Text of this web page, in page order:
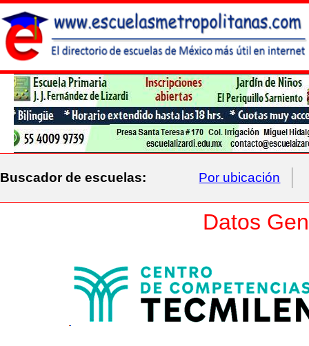
Buscador de escuelas: Por ubicación
Datos